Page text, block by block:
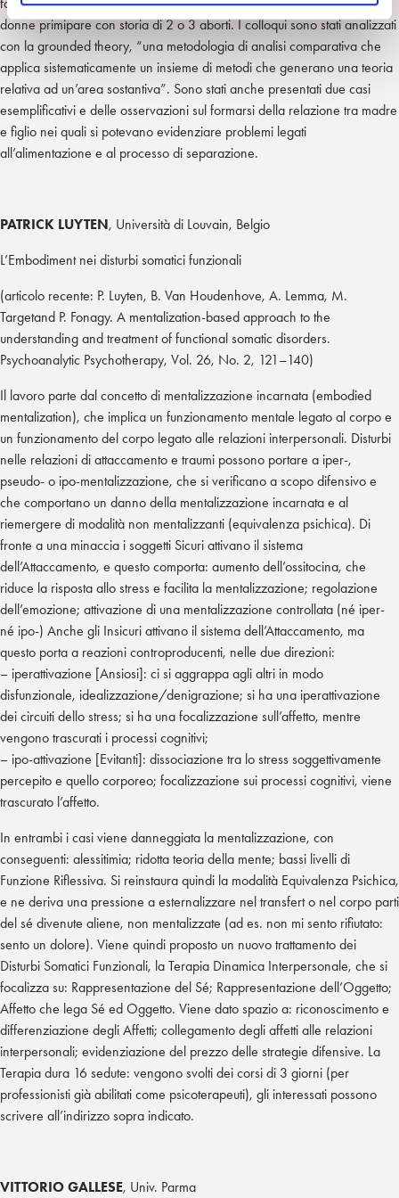
o
donne primipare con storia di 2 o 3 aborti. I colloqui sono stati analizzati
con la grounded theory, “una metodologia di analisi comparativa che
applica sistematicamente un insieme di metodi che generano una teoria
relativa ad un’area sostantiva”. Sono stati anche presentati due casi
esemplificativi e delle osservazioni sul formarsi della relazione tra madre
e figlio nei quali si potevano evidenziare problemi legati
all’alimentazione e al processo di separazione.
PATRICK LUYTEN, Università di Louvain, Belgio
L’Embodiment nei disturbi somatici funzionali
(articolo recente: P. Luyten, B. Van Houdenhove, A. Lemma, M.
Targetand P. Fonagy. A mentalization-based approach to the
understanding and treatment of functional somatic disorders.
Psychoanalytic Psychotherapy, Vol. 26, No. 2, 121–140)
Il lavoro parte dal concetto di mentalizzazione incarnata (embodied
mentalization), che implica un funzionamento mentale legato al corpo e
un funzionamento del corpo legato alle relazioni interpersonali. Disturbi
nelle relazioni di attaccamento e traumi possono portare a iper-,
pseudo- o ipo-mentalizzazione, che si verificano a scopo difensivo e
che comportano un danno della mentalizzazione incarnata e al
riemergere di modalità non mentalizzanti (equivalenza psichica). Di
fronte a una minaccia i soggetti Sicuri attivano il sistema
dell’Attaccamento, e questo comporta: aumento dell’ossitocina, che
riduce la risposta allo stress e facilita la mentalizzazione; regolazione
dell’emozione; attivazione di una mentalizzazione controllata (né iper-
né ipo-) Anche gli Insicuri attivano il sistema dell’Attaccamento, ma
questo porta a reazioni controproducenti, nelle due direzioni:
– iperattivazione [Ansiosi]: ci si aggrappa agli altri in modo
disfunzionale, idealizzazione/denigrazione; si ha una iperattivazione
dei circuiti dello stress; si ha una focalizzazione sull’affetto, mentre
vengono trascurati i processi cognitivi;
– ipo-attivazione [Evitanti]: dissociazione tra lo stress soggettivamente
percepito e quello corporeo; focalizzazione sui processi cognitivi, viene
trascurato l’affetto.
In entrambi i casi viene danneggiata la mentalizzazione, con
conseguenti: alessitimia; ridotta teoria della mente; bassi livelli di
Funzione Riflessiva. Si reinstaura quindi la modalità Equivalenza Psichica,
e ne deriva una pressione a esternalizzare nel transfert o nel corpo parti
del sé divenute aliene, non mentalizzate (ad es. non mi sento rifiutato:
sento un dolore). Viene quindi proposto un nuovo trattamento dei
Disturbi Somatici Funzionali, la Terapia Dinamica Interpersonale, che si
focalizza su: Rappresentazione del Sé; Rappresentazione dell’Oggetto;
Affetto che lega Sé ed Oggetto. Viene dato spazio a: riconoscimento e
differenziazione degli Affetti; collegamento degli affetti alle relazioni
interpersonali; evidenziazione del prezzo delle strategie difensive. La
Terapia dura 16 sedute: vengono svolti dei corsi di 3 giorni (per
professionisti già abilitati come psicoterapeuti), gli interessati possono
scrivere all’indirizzo sopra indicato.
VITTORIO GALLESE, Univ. Parma